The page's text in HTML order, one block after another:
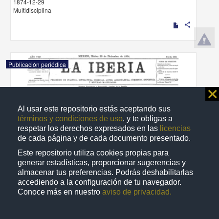
Al usar este repositorio estás aceptando sus
términos y condiciones de uso, y te obligas a
respetar los derechos expresados en las licencias
de cada página y de cada documento presentado.
Este repositorio utiliza cookies propias para
generar estadísticas, proporcionar sugerencias y
almacenar tus preferencias. Podrás deshabilitarlas
accediendo a la configuración de tu navegador.
Conoce más en nuestro aviso de privacidad.
⨯
1874-12-29
Multidisciplina
share
Publicación periódica